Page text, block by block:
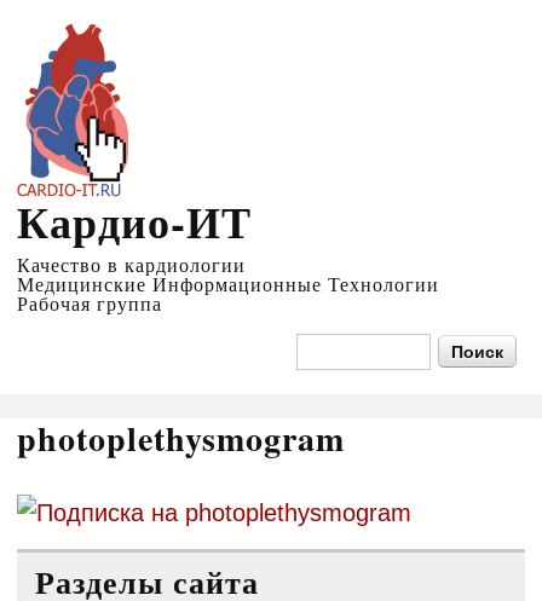
Кардио-ИТ
Качество в кардиологии
Медицинские Информационные Технологии
Рабочая группа
Форма поиска
photoplethysmogram
Разделы сайта